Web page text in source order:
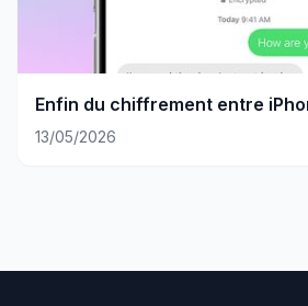
Enfin du chiffrement entre
13/05/2026